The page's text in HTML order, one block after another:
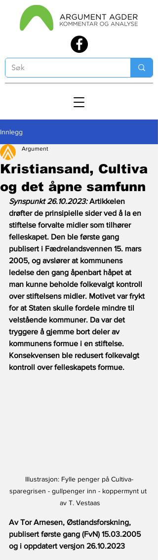
Innlegg
Kristiansand, Cultiva
og det åpne samfunn
Argument
Synspunkt 26.10.2023: Artikkelen
drøfter de prinsipielle sider ved å la en
stiftelse forvalte midler som tilhører
felleskapet. Den ble første gang
publisert i Fædrelandsvennen 15. mars
2005, og avslører at kommunens
ledelse den gang åpenbart håpet at
man kunne beholde folkevalgt kontroll
over stiftelsens midler. Motivet var frykt
for at Staten skulle fordele mindre til
velstående kommuner. Da var det
tryggere å gjemme bort deler av
kommunens formue i en stiftelse.
Konsekvensen ble redusert folkevalgt
kontroll over felleskapets formue.
Illustrasjon: Fylle penger på Cultiva-
sparegrisen - gullpenger inn - koppermynt ut
av T. Vestaas
Av Tor Arnesen, Østlandsforskning,
publisert første gang (FvN) 15.03.2005
og i oppdatert versjon 26.10.2023